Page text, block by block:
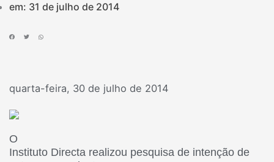
em: 31 de julho de 2014
quarta-feira, 30 de julho de 2014
O
Instituto Directa realizou pesquisa de intenção de